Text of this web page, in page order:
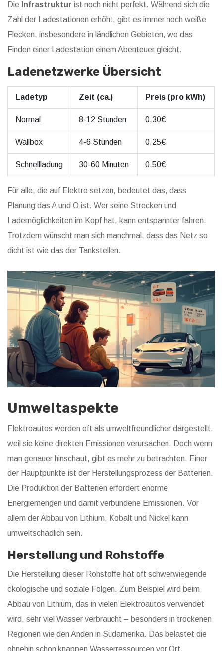
Die Infrastruktur ist noch nicht perfekt. Während sich die
Zahl der Ladestationen erhöht, gibt es immer noch weiße
Flecken, insbesondere in ländlichen Gebieten, wo das
Finden einer Ladestation einem Abenteuer gleicht.
Ladenetzwerke Übersicht
Ladetyp Zeit (ca.) Preis (pro kWh)
Normal 8-12 Stunden 0,30€
Wallbox 4-6 Stunden 0,25€
Schnellladung 30-60 Minuten 0,50€
Für alle, die auf Elektro setzen, bedeutet das, dass
Planung das A und O ist. Wer seine Strecken und
Lademöglichkeiten im Kopf hat, kann entspannter fahren.
Trotzdem wünscht man sich manchmal, dass das Netz so
dicht ist wie das der Tankstellen.
Umweltaspekte
Elektroautos werden oft als umweltfreundlicher dargestellt,
weil sie keine direkten Emissionen verursachen. Doch wenn
man genauer hinschaut, gibt es mehr zu betrachten. Einer
der Hauptpunkte ist der Herstellungsprozess der Batterien.
Die Produktion der Batterien erfordert enorme
Energiemengen und damit verbundene Emissionen. Vor
allem der Abbau von Lithium, Kobalt und Nickel kann
umweltschädlich sein.
Herstellung und Rohstoffe
Die Herstellung dieser Rohstoffe hat oft schwerwiegende
ökologische und soziale Folgen. Zum Beispiel wird beim
Abbau von Lithium, das in vielen Elektroautos verwendet
wird, sehr viel Wasser verbraucht – besonders in trockenen
Regionen wie den Anden in Südamerika. Das belastet die
ohnehin schon knappen Wasserressourcen vor Ort.